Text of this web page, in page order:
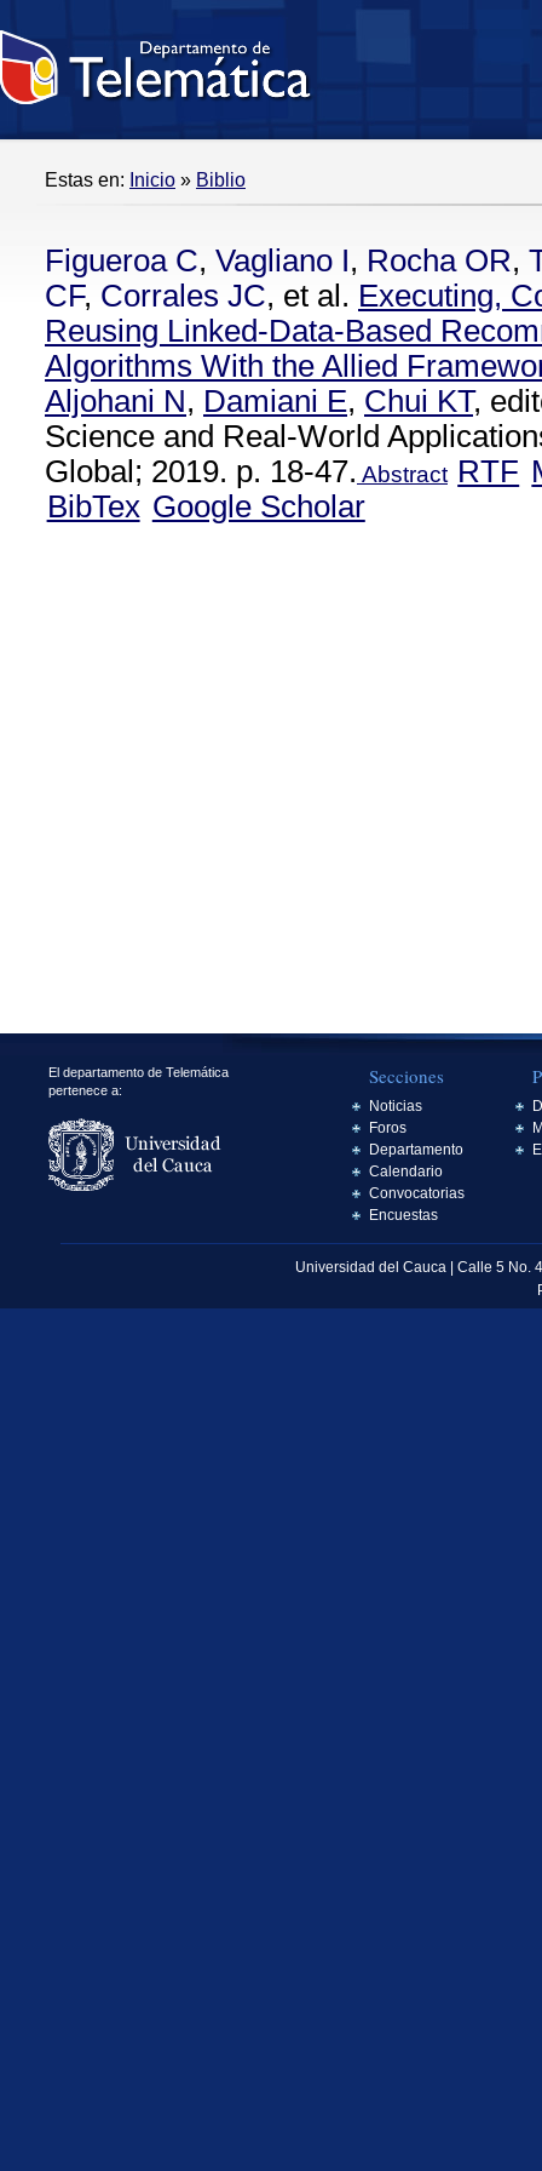
Estas en: Inicio » Biblio
Figueroa C, Vagliano I, Rocha OR,
CF, Corrales JC, et al. Executing,
Reusing Linked-Data-Based
Algorithms With the Allied
Aljohani N, Damiani E, Chui KT,
Science and Real-World
Global; 2019. p. 18-47. Abstract RTF
BibTex Google Scholar
El departamento de Telemática
pertenece a:
Secciones
Noticias
Foros
Departamento
Calendario
Convocatorias
Encuestas
Universidad del Cauca | Calle 5 No.